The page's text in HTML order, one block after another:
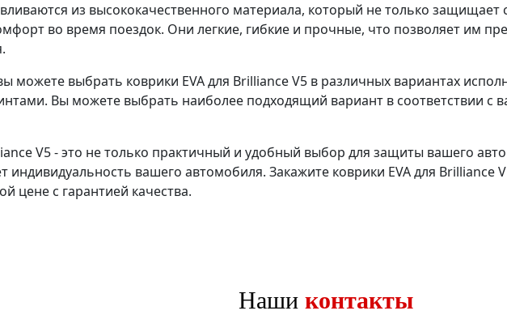
из высококачественного материала, который не только защищает
во время поездок. Они легкие, гибкие и прочные, что позволяет им
можете выбрать коврики EVA для Brilliance V5 в различных вариантах
Вы можете выбрать наиболее подходящий вариант в соответствии с
V5 - это не только практичный и удобный выбор для защиты вашего
индивидуальность вашего автомобиля. Закажите коврики EVA для Brilliance
цене с гарантией качества.
Наши контакты